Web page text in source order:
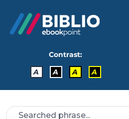
Contrast:
A
A A A